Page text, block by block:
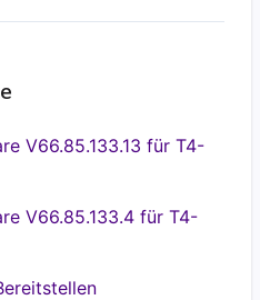
V66.85.133.13 für T4-
V66.85.133.4 für T4-